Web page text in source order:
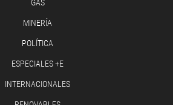
GAS
MINERÍA
POLÍTICA
ESPECIALES +E
INTERNACIONALES